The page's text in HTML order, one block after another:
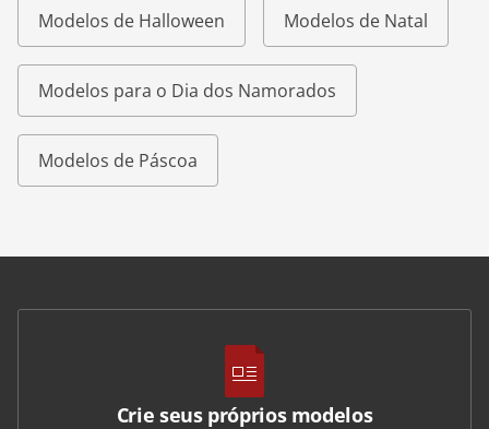
Modelos de Halloween Modelos de Natal
Modelos para o Dia dos Namorados
Modelos de Páscoa
Crie seus próprios modelos